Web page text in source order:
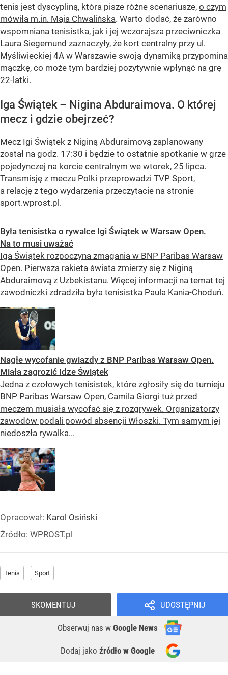
tenis jest dyscypliną, która pisze różne scenariusze, o czym
mówiła m.in. Maja Chwalińska. Warto dodać, że zarówno
wspomniana tenisistka, jak i jej wczorajsza przeciwniczka
Laura Siegemund zaznaczyły, że kort centralny przy ul.
Myśliwieckiej 4A w Warszawie swoją dynamiką przypomina
mączkę, co może tym bardziej pozytywnie wpłynąć na grę
22-latki.
Iga Świątek – Nigina Abduraimova. O której
mecz i gdzie obejrzeć?
Mecz Igi Świątek z Niginą Abduraimovą zaplanowany
został na godz. 17:30 i będzie to ostatnie spotkanie w grze
pojedynczej na korcie centralnym we wtorek, 25 lipca.
Transmisję z meczu Polki przeprowadzi TVP Sport,
a relację z tego wydarzenia przeczytacie na stronie
sport.wprost.pl.
Była tenisistka o rywalce Igi Świątek w Warsaw Open.
Na to musi uważać
Iga Świątek rozpoczyna zmagania w BNP Paribas Warsaw
Open. Pierwsza rakieta świata zmierzy się z Niginą
Abduraimovą z Uzbekistanu. Więcej informacji na temat tej
zawodniczki zdradziła była tenisistka Paula Kania-Choduń.
Nagłe wycofanie gwiazdy z BNP Paribas Warsaw Open.
Miała zagrozić Idze Świątek
Jedna z czołowych tenisistek, które zgłosiły się do turnieju
BNP Paribas Warsaw Open, Camila Giorgi tuż przed
meczem musiała wycofać się z rozgrywek. Organizatorzy
zawodów podali powód absencji Włoszki. Tym samym jej
niedoszła rywalka...
Opracował: Karol Osiński
Źródło: WPROST.pl
Tenis Sport
UDOSTĘPNIJ
Obserwuj nas w Google News
Dodaj jako źródło w Google
SKOMENTUJ